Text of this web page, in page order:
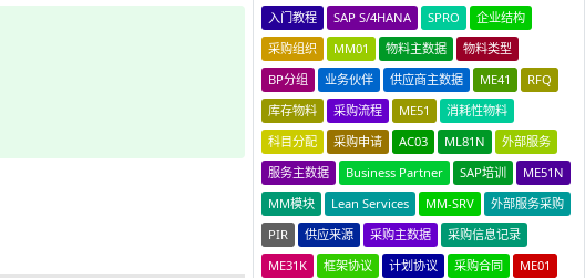
入门教程
SAP S/4HANA SPRO
企业结构
采购组织
MM01 物料主数据
物料类型
BP分组
业务伙伴 供应商主数据 ME41
RFQ
库存物料
采购流程 ME51
消耗性物料
科目分配
采购申请 AC03 ML81N
外部服务
服务主数据
Business Partner SAP培训
ME51N
MM模块
Lean Services MM-SRV
外部服务采购
PIR
供应来源 采购主数据
采购信息记录
ME31K
框架协议 计划协议 采购合同
ME01